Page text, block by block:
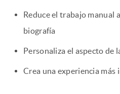
Reduce el trabajo manual
biografía
Personaliza el aspecto de
Crea una experiencia